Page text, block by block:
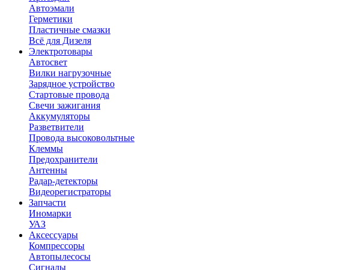
Автоэмали
Герметики
Пластичные смазки
Всё для Дизеля
Электротовары
Автосвет
Вилки нагрузочные
Зарядное устройство
Стартовые провода
Свечи зажигания
Аккумуляторы
Разветвители
Провода высоковольтные
Клеммы
Предохранители
Антенны
Радар-детекторы
Видеорегистраторы
Запчасти
Иномарки
УАЗ
Аксесcуары
Компрессоры
Автопылесосы
Сигналы